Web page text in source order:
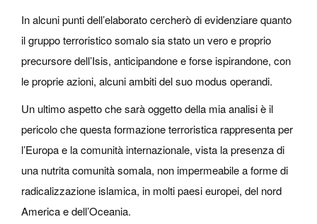
In alcuni punti dell’elaborato cercherò di evidenziare quanto
il gruppo terroristico somalo sia stato un vero e proprio
precursore dell’Isis, anticipandone e forse ispirandone, con
le proprie azioni, alcuni ambiti del suo modus operandi.
Un ultimo aspetto che sarà oggetto della mia analisi è il
pericolo che questa formazione terroristica rappresenta per
l’Europa e la comunità internazionale, vista la presenza di
una nutrita comunità somala, non impermeabile a forme di
radicalizzazione islamica, in molti paesi europei, del nord
America e dell’Oceania.